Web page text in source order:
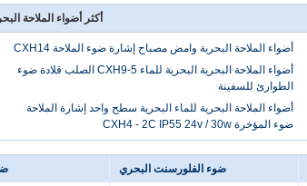
أكثر أضواء الملاحة
أضواء الملاحة البحرية وامض مصباح إشارة ضوء الملاحة CXH14
أضواء الملاحة البحرية البحرية للماء CXH9-5 الصلب قلادة ضوء
الطوارئ للسفينة
أضواء الملاحة البحرية للماء البحرية سطح واحد إشارة الملاحة
ضوء المؤخرة CXH4 - 2C IP55 24v / 30w
ضوء الفلورسنت البحري